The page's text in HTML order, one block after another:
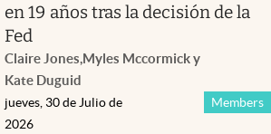
en 19 años tras la decisión de la
Fed
Claire Jones,Myles Mccormicky
Kate Duguid
Members
jueves, 30 de Julio de
2026